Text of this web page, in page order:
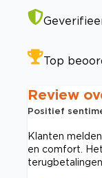
Top
Review
Positief
Klanten
en comfort.